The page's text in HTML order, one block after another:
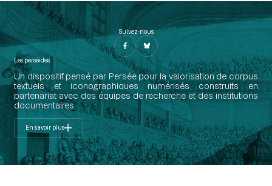
Suivez-nous
Les perséides
Un dispositif pensé par Persée pour la valorisation de corpus
textuels et iconographiques numérisés construits en
partenariat avec des équipes de recherche et des institutions
documentaires.
En savoir plus